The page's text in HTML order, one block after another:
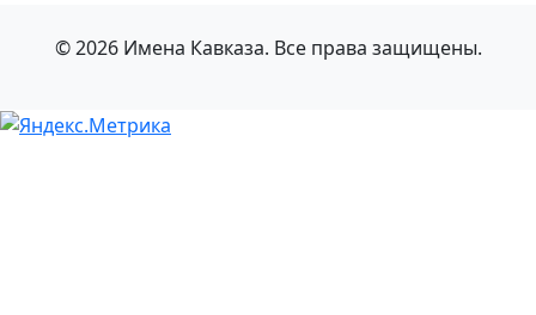
© 2026 Имена Кавказа. Все права защищены.